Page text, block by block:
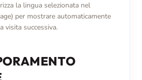
la lingua selezionata nel
per mostrare automaticamente
visita successiva.